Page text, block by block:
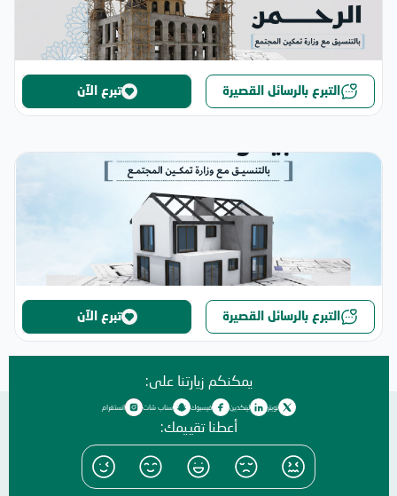
التبرع بالرسائل القصيرة تبرع الآن
التبرع بالرسائل القصيرة تبرع الآن
يمكنكم زيارتنا على:
تويتر لينكدين فيسبوك سناب شات انستغرام
أعطنا تقييمك: